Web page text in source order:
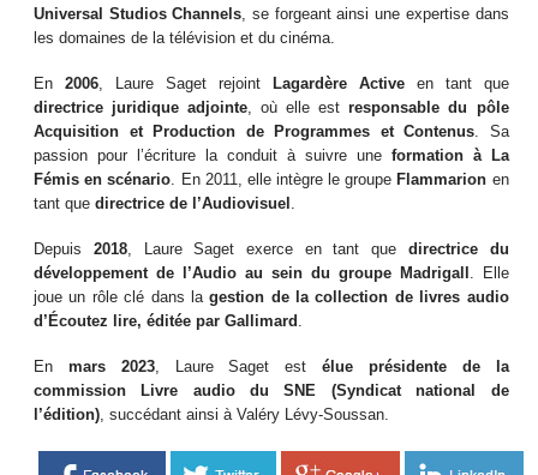
Universal Studios Channels, se forgeant ainsi une expertise dans
les domaines de la télévision et du cinéma.
En2006, Laure Saget rejoint Lagardère Activeen tant que
directrice juridique adjointe, où elle estresponsable du pôle
Acquisition et Production de Programmes et Contenus. Sa
passion pour l’écriture la conduit à suivre une formation à La
Fémis en scénario. En 2011, elle intègre le groupe Flammarion en
tant quedirectrice de l’Audiovisuel .
Depuis 2018, Laure Saget exerce en tant que directrice du
développement de l’Audio au sein du groupe Madrigall . Elle
joue un rôle clé dans lagestion de la collection de livres audio
d’Écoutez lire, éditée par Gallimard .
En mars 2023, Laure Saget estélue présidente de la
commission Livre audio du SNE (Syndicat national de
l’édition), succédant ainsi à Valéry Lévy-Soussan.